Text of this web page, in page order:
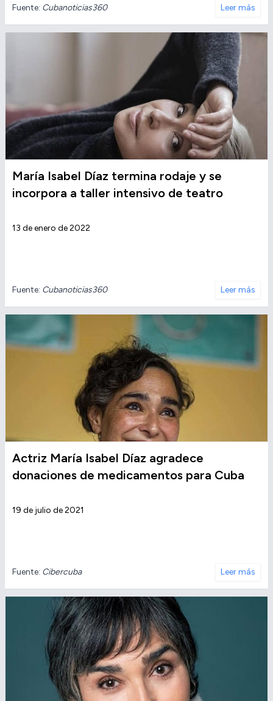
Fuente: Cubanoticias360 Leer más
María Isabel Díaz termina rodaje y se
incorpora a taller intensivo de teatro
13 de enero de 2022
Fuente: Cubanoticias360 Leer más
Actriz María Isabel Díaz agradece
donaciones de medicamentos para Cuba
19 de julio de 2021
Fuente: Cibercuba Leer más